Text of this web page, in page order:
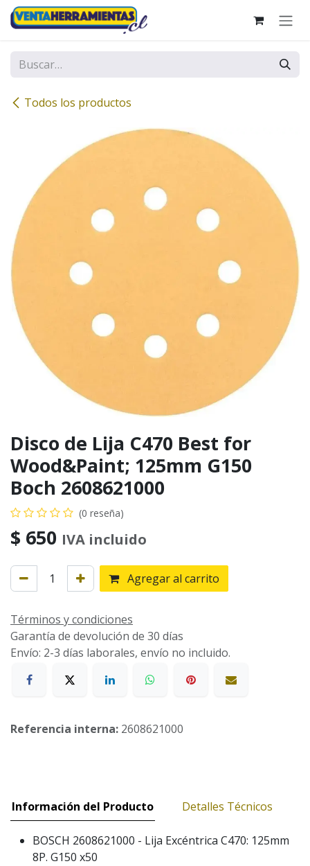
Ir al contenido
Todos los productos
Disco de Lija C470 Best for
Wood&Paint; 125mm G150
Boch 2608621000
(0 reseña)
$ 650 IVA incluido
Agregar al carrito
Términos y condiciones
Garantía de devolución de 30 días
Envío: 2-3 días laborales, envío no incluido.
Referencia interna: 2608621000
Información del Producto Detalles Técnicos
BOSCH 2608621000 - Lija Excéntrica C470: 125mm
8P. G150 x50